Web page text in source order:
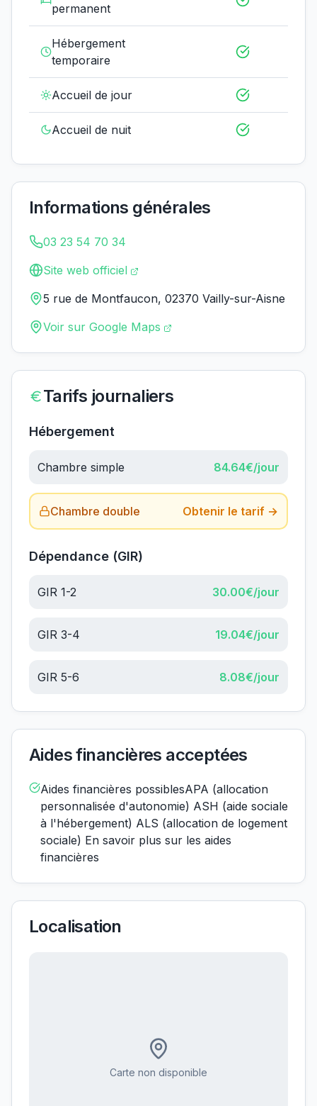
permanent
Hébergement
temporaire
Accueil de jour
Accueil de nuit
Informations générales
03 23 54 70 34
Site web officiel
5 rue de Montfaucon, 02370 Vailly-sur-Aisne
Voir sur Google Maps
Tarifs journaliers
Hébergement
Chambre simple 84.64€/jour
Chambre double Obtenir le tarif →
Dépendance (GIR)
GIR 1-2 30.00€/jour
GIR 3-4 19.04€/jour
GIR 5-6 8.08€/jour
Aides financières acceptées
Aides financières possiblesAPA (allocation
personnalisée d'autonomie) ASH (aide sociale
à l'hébergement) ALS (allocation de logement
sociale) En savoir plus sur les aides
financières
Localisation
Carte non disponible